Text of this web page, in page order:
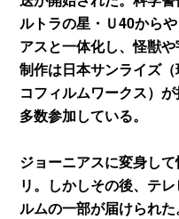
ルトラの星・Ｕ40から
アスと一体化し、怪獣
制作は日本サンライズ
コフィルムワークス）
多数参加している。
ジョーニアスに変身し
リ。しかしその後、テ
ルムの一部が届けられ